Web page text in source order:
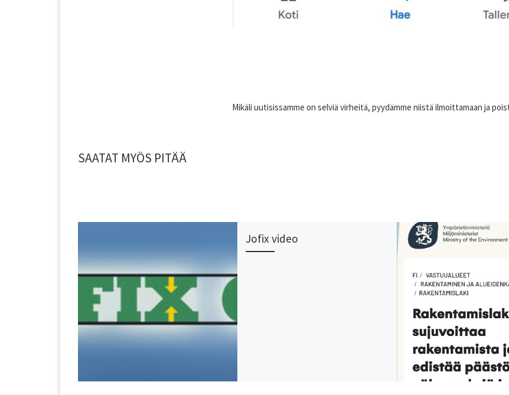
Mikäli uutisissamme on selviä virheitä, pyydämme niistä ilmoittamaan ja
SAATAT MYÖS PITÄÄ
Jofix video